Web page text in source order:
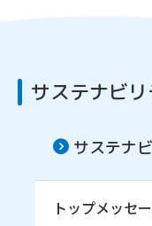
サステナビ
サステナ
トップメッセ